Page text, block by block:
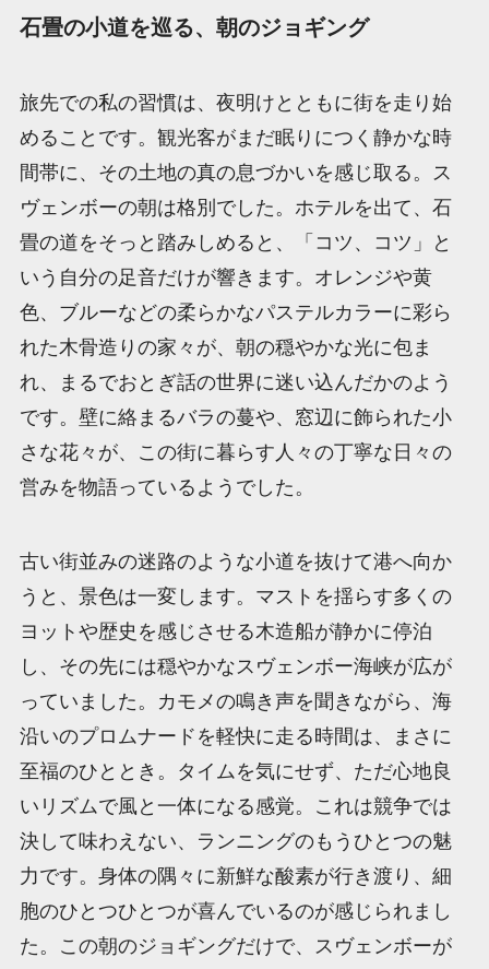
石畳の小道を巡る、朝のジョギング
旅先での私の習慣は、夜明けとともに街を走り始
めることです。観光客がまだ眠りにつく静かな時
間帯に、その土地の真の息づかいを感じ取る。ス
ヴェンボーの朝は格別でした。ホテルを出て、石
畳の道をそっと踏みしめると、「コツ、コツ」と
いう自分の足音だけが響きます。オレンジや黄
色、ブルーなどの柔らかなパステルカラーに彩ら
れた木骨造りの家々が、朝の穏やかな光に包ま
れ、まるでおとぎ話の世界に迷い込んだかのよう
です。壁に絡まるバラの蔓や、窓辺に飾られた小
さな花々が、この街に暮らす人々の丁寧な日々の
営みを物語っているようでした。
古い街並みの迷路のような小道を抜けて港へ向か
うと、景色は一変します。マストを揺らす多くの
ヨットや歴史を感じさせる木造船が静かに停泊
し、その先には穏やかなスヴェンボー海峡が広が
っていました。カモメの鳴き声を聞きながら、海
沿いのプロムナードを軽快に走る時間は、まさに
至福のひととき。タイムを気にせず、ただ心地良
いリズムで風と一体になる感覚。これは競争では
決して味わえない、ランニングのもうひとつの魅
力です。身体の隅々に新鮮な酸素が行き渡り、細
胞のひとつひとつが喜んでいるのが感じられまし
た。この朝のジョギングだけで、スヴェンボーが